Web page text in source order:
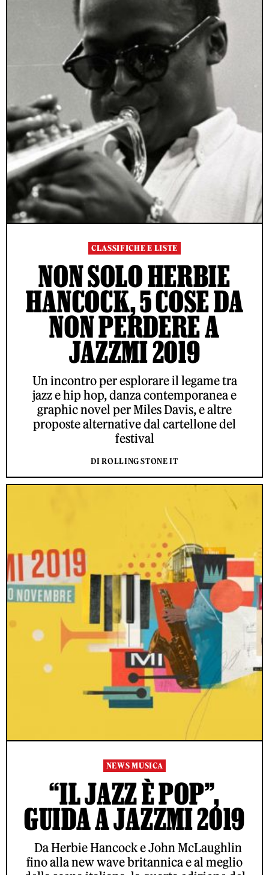
CLASSIFICHE E LISTE
NON SOLO HERBIE
HANCOCK, 5 COSE DA
NON PERDERE A
JAZZMI 2019
Un incontro per esplorare il legame tra
jazz e hip hop, danza contemporanea e
graphic novel per Miles Davis, e altre
proposte alternative dal cartellone del
festival
DI ROLLING STONE IT
NEWS MUSICA
“IL JAZZ È POP”,
GUIDA A JAZZMI 2019
Da Herbie Hancock e John McLaughlin
fino alla new wave britannica e al meglio